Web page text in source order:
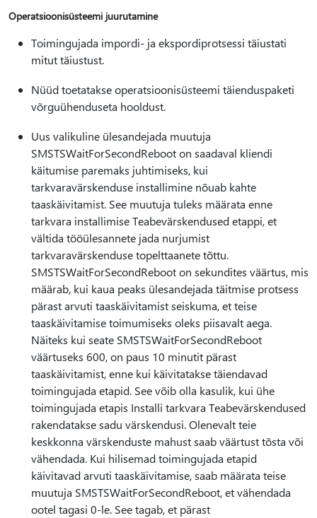
Operatsioonisüsteemi juurutamine
Toimingujada impordi- ja ekspordiprotsessi täiustati
mitut täiustust.
Nüüd toetatakse operatsioonisüsteemi täienduspaketi
võrguühenduseta hooldust.
Uus valikuline ülesandejada muutuja
SMSTSWaitForSecondReboot on saadaval kliendi
käitumise paremaks juhtimiseks, kui
tarkvaravärskenduse installimine nõuab kahte
taaskäivitamist. See muutuja tuleks määrata enne
tarkvara installimise Teabevärskendused etappi, et
vältida tööülesannete jada nurjumist
tarkvaravärskenduse topelttaanete tõttu.
SMSTSWaitForSecondReboot on sekundites väärtus, mis
määrab, kui kaua peaks ülesandejada täitmise protsess
pärast arvuti taaskäivitamist seiskuma, et teise
taaskäivitamise toimumiseks oleks piisavalt aega.
Näiteks kui seate SMSTSWaitForSecondReboot
väärtuseks 600, on paus 10 minutit pärast
taaskäivitamist, enne kui käivitatakse täiendavad
toimingujada etapid. See võib olla kasulik, kui ühe
toimingujada etapis Installi tarkvara Teabevärskendused
rakendatakse sadu värskendusi. Olenevalt teie
keskkonna värskenduste mahust saab väärtust tõsta või
vähendada. Kui hilisemad toimingujada etapid
käivitavad arvuti taaskäivitamise, saab määrata teise
muutuja SMSTSWaitForSecondReboot, et vähendada
ootel tagasi 0-le. See tagab, et pärast